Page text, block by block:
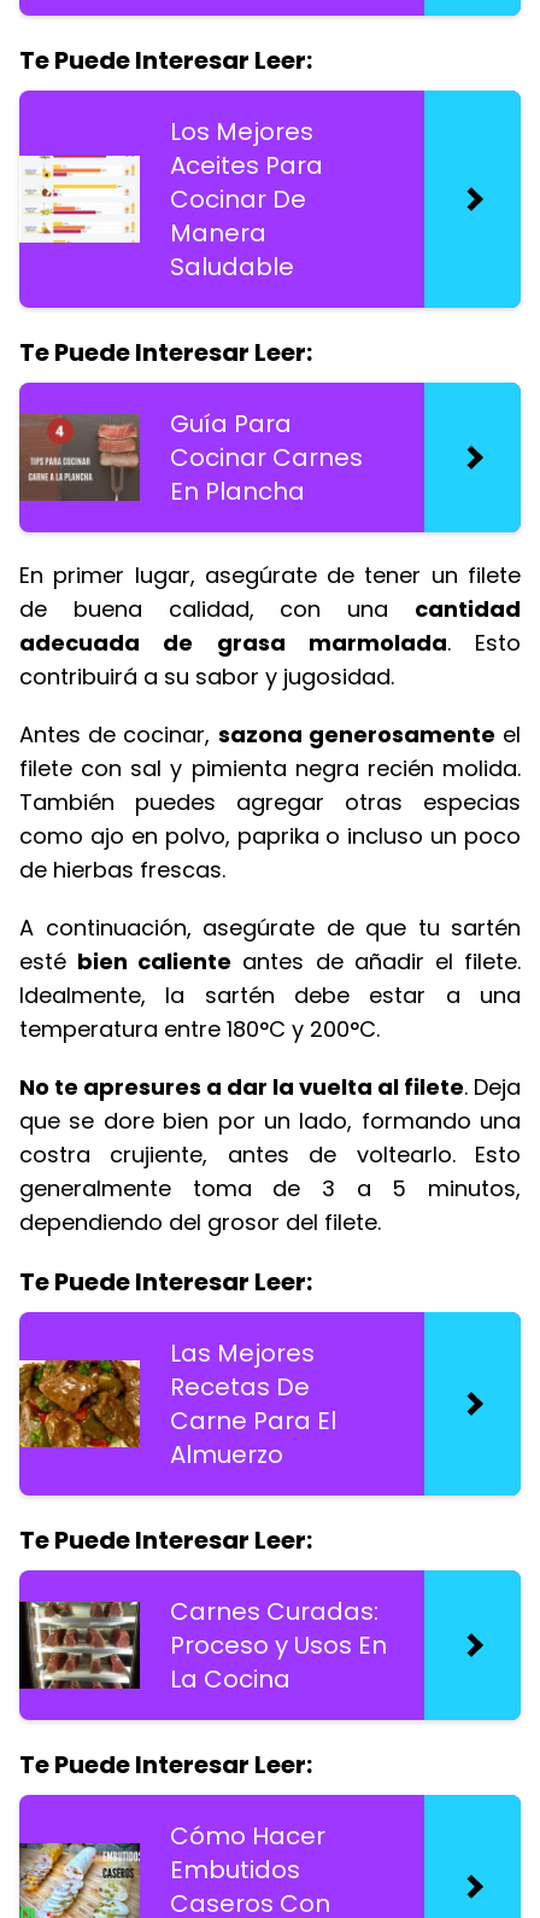
Te Puede Interesar Leer:
Los Mejores
Aceites Para
Cocinar De
Manera
Saludable
Te Puede Interesar Leer:
Guía Para
Cocinar Carnes
En Plancha
En primer lugar, asegúrate de tener un filete
de buena calidad, con una cantidad
adecuada de grasa marmolada. Esto
contribuirá a su sabor y jugosidad.
Antes de cocinar, sazona generosamente el
filete con sal y pimienta negra recién molida.
También puedes agregar otras especias
como ajo en polvo, paprika o incluso un poco
de hierbas frescas.
A continuación, asegúrate de que tu sartén
esté bien caliente antes de añadir el filete.
Idealmente, la sartén debe estar a una
temperatura entre 180°C y 200°C.
No te apresures a dar la vuelta al filete. Deja
que se dore bien por un lado, formando una
costra crujiente, antes de voltearlo. Esto
generalmente toma de 3 a 5 minutos,
dependiendo del grosor del filete.
Te Puede Interesar Leer:
Las Mejores
Recetas De
Carne Para El
Almuerzo
Te Puede Interesar Leer:
Carnes Curadas:
Proceso y Usos En
La Cocina
Te Puede Interesar Leer:
Cómo Hacer
Embutidos
Caseros Con